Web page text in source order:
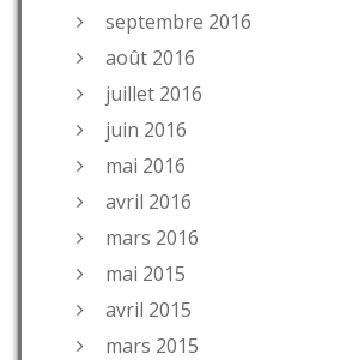
septembre 2016
août 2016
juillet 2016
juin 2016
mai 2016
avril 2016
mars 2016
mai 2015
avril 2015
mars 2015